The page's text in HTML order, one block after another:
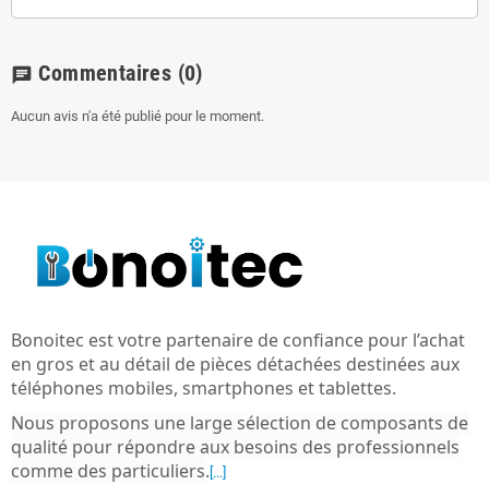
chat Commentaires (0)
Aucun avis n'a été publié pour le moment.
Bonoitec est votre partenaire de confiance pour l’achat
en gros et au détail de pièces détachées destinées aux
téléphones mobiles, smartphones et tablettes.
Nous proposons une large sélection de composants de
qualité pour répondre aux besoins des professionnels
comme des particuliers. [...]